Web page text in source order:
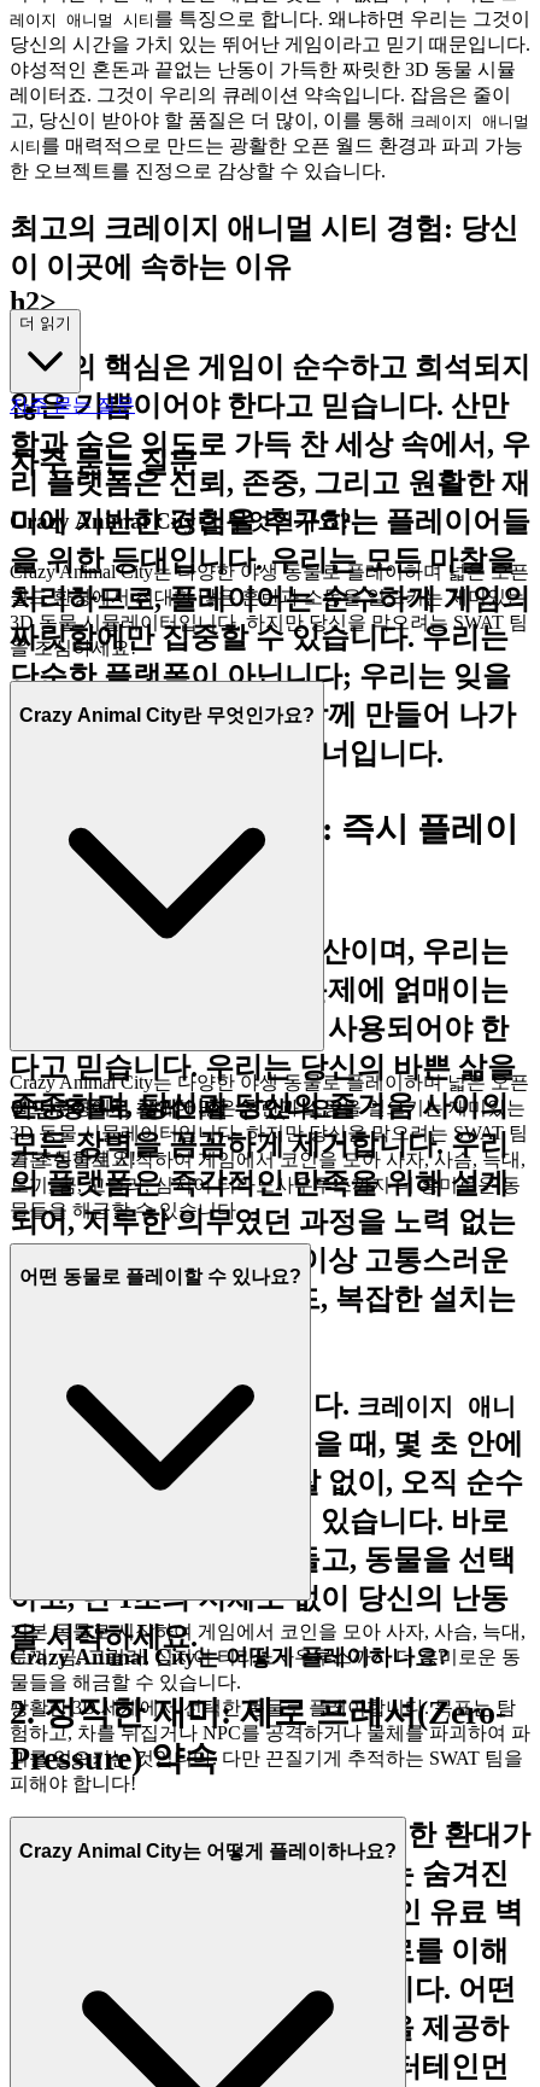
레이지 애니멀 시티 를 특징으로 합니다. 왜냐하면 우리는 그것이
당신의 시간을 가치 있는 뛰어난 게임이라고 믿기 때문입니다.
야성적인 혼돈과 끝없는 난동이 가득한 짜릿한 3D 동물 시뮬
레이터죠. 그것이 우리의 큐레이션 약속입니다. 잡음은 줄이
고, 당신이 받아야 할 품질은 더 많이, 이를 통해 크레이지 애니멀
시티 를 매력적으로 만드는 광활한 오픈 월드 환경과 파괴 가능
한 오브젝트를 진정으로 감상할 수 있습니다.
최고의 크레이지 애니멀 시티 경험: 당신
이 이곳에 속하는 이유
h2>
우리의 핵심은 게임이 순수하고 희석되지
않은 기쁨이어야 한다고 믿습니다. 산만
함과 숨은 의도로 가득 찬 세상 속에서, 우
리 플랫폼은 신뢰, 존중, 그리고 원활한 재
미에 기반한 경험을 추구하는 플레이어들
을 위한 등대입니다. 우리는 모든 마찰을
처리하므로, 플레이어는 순수하게 게임의
짜릿함에만 집중할 수 있습니다. 우리는
단순한 플랫폼이 아닙니다; 우리는 잊을
수 없는 게임의 순간을 함께 만들어 나가
는 당신의 헌신적인 파트너입니다.
1. 시간을 되찾으세요: 즉시 플레이
의 즐거움
당신의 시간은 소중한 자산이며, 우리는
모든 초가 복잡한 기술 문제에 얽매이는
대신 모험에 몰입하는 데 사용되어야 한
다고 믿습니다. 우리는 당신의 바쁜 삶을
존중하며, 당신과 당신의 즐거움 사이의
모든 장벽을 꼼꼼하게 제거합니다. 우리
의 플랫폼은 즉각적인 만족을 위해 설계
되어, 지루한 의무였던 과정을 노력 없는
기쁨으로 바꿉니다. 더 이상 고통스러운
대기, 짜증나는 다운로드, 복잡한 설치는
이것이 우리의 약속입니다. 크레이지 애니
를 플레이하고 싶을 때, 몇 초 안에
게임에 진입합니다. 마찰 없이, 오직 순수
하고 즉각적인 재미만이 있습니다. 바로
그 난장판 속으로 뛰어들고, 동물을 선택
하고, 단 1초의 지체도 없이 당신의 난동
을 시작하세요.
2. 정직한 재미: 제로 프레셔(Zero-
Pressure) 약속
진정한 즐거움은 투명하고 진정한 환대가
있는 환경에서 꽃핍니다. 우리는 숨겨진
비용, 공격적인 수익화, 기만적인 유료 벽
이 가득한 플랫폼에서 오는 피로를 이해
합니다. 우리의 철학은 간단합니다. 어떤
조건도 없이 뛰어난 게임 경험을 제공하
는 것입니다. 우리는 최고의 엔터테인먼
더 읽기
자주 묻는 질문
자주 묻는 질문
Crazy Animal City란 무엇인가요?
Crazy Animal City는 다양한 야생 동물로 플레이하며 넓은 오픈
월드 환경에서 최대한 많은 혼란과 소동을 일으키는 재미있는
3D 동물 시뮬레이터입니다. 하지만 당신을 막으려는 SWAT 팀
을 조심하세요!
Crazy Animal City란 무엇인가요?
Crazy Animal City는 다양한 야생 동물로 플레이하며 넓은 오픈
월드 환경에서 최대한 많은 혼란과 소동을 일으키는 재미있는
3D 동물 시뮬레이터입니다. 하지만 당신을 막으려는 SWAT 팀
을 조심하세요!
어떤 동물로 플레이할 수 있나요?
기본 동물로 시작하여 게임에서 코인을 모아 사자, 사슴, 늑대,
토끼, 곰, 고릴라, 심지어 티라노사우루스까지 더 흥미로운 동
물들을 해금할 수 있습니다.
어떤 동물로 플레이할 수 있나요?
기본 동물로 시작하여 게임에서 코인을 모아 사자, 사슴, 늑대,
토끼, 곰, 고릴라, 심지어 티라노사우루스까지 더 흥미로운 동
물들을 해금할 수 있습니다.
Crazy Animal City는 어떻게 플레이하나요?
광활한 3D 세계에서 선택한 동물로 플레이합니다. 목표는 탐
험하고, 차를 뒤집거나 NPC를 공격하거나 물체를 파괴하여 파
괴를 일으키는 것입니다. 다만 끈질기게 추적하는 SWAT 팀을
피해야 합니다!
Crazy Animal City는 어떻게 플레이하나요?